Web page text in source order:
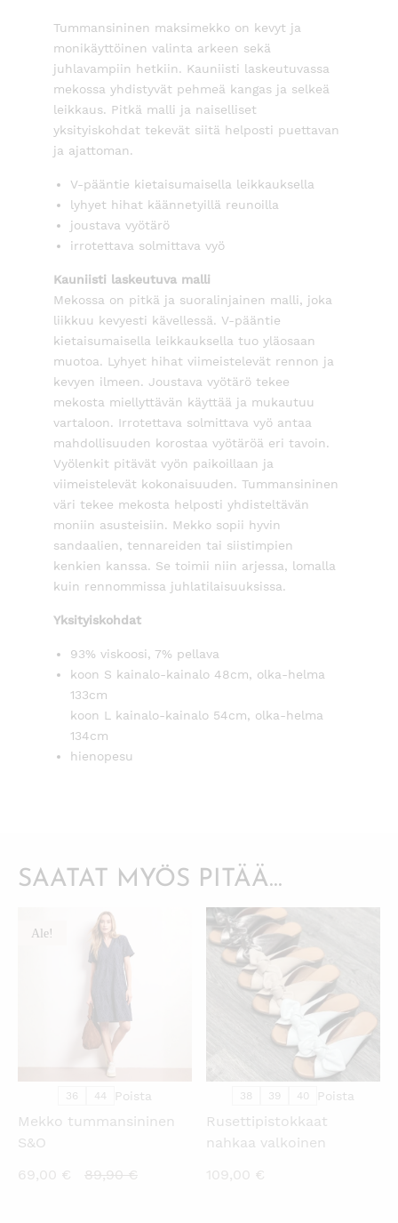
Tummansininen maksimekko on kevyt ja
monikäyttöinen valinta arkeen sekä
juhlavampiin hetkiin. Kauniisti laskeutuvassa
mekossa yhdistyvät pehmeä kangas ja selkeä
leikkaus. Pitkä malli ja naiselliset
yksityiskohdat tekevät siitä helposti puettavan
ja ajattoman.
V-pääntie kietaisumaisella leikkauksella
lyhyet hihat käännetyillä reunoilla
joustava vyötärö
irrotettava solmittava vyö
Kauniisti laskeutuva malli
Mekossa on pitkä ja suoralinjainen malli, joka
liikkuu kevyesti kävellessä. V-pääntie
kietaisumaisella leikkauksella tuo yläosaan
muotoa. Lyhyet hihat viimeistelevät rennon ja
kevyen ilmeen. Joustava vyötärö tekee
mekosta miellyttävän käyttää ja mukautuu
vartaloon. Irrotettava solmittava vyö antaa
mahdollisuuden korostaa vyötäröä eri tavoin.
Vyölenkit pitävät vyön paikoillaan ja
viimeistelevät kokonaisuuden. Tummansininen
väri tekee mekosta helposti yhdisteltävän
moniin asusteisiin. Mekko sopii hyvin
sandaalien, tennareiden tai siistimpien
kenkien kanssa. Se toimii niin arjessa, lomalla
kuin rennommissa juhlatilaisuuksissa.
Yksityiskohdat
93% viskoosi, 7% pellava
koon S kainalo-kainalo 48cm, olka-helma
133cm
koon L kainalo-kainalo 54cm, olka-helma
134cm
hienopesu
SAATAT MYÖS PITÄÄ...
Ale! KATSO PIKANÄKYMÄ
36 44 Poista
Mekko tummansininen
S&O
69,00 €
Nykyinen
89,90€Alkuperäinen
KATSO PIKANÄKYMÄ
38 39 40 Poista
Rusettipistokkaat
nahkaa valkoinen
109,00 €